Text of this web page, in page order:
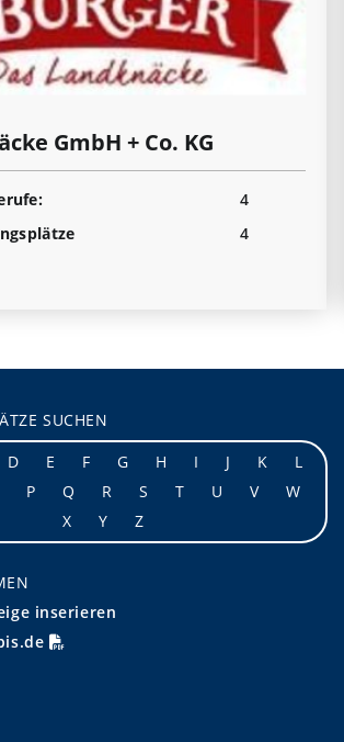
GmbH + Co. KG
4
4
SUCHEN
D E F G H I J K
L
P Q R S T U V
W
X
Y Z
inserieren